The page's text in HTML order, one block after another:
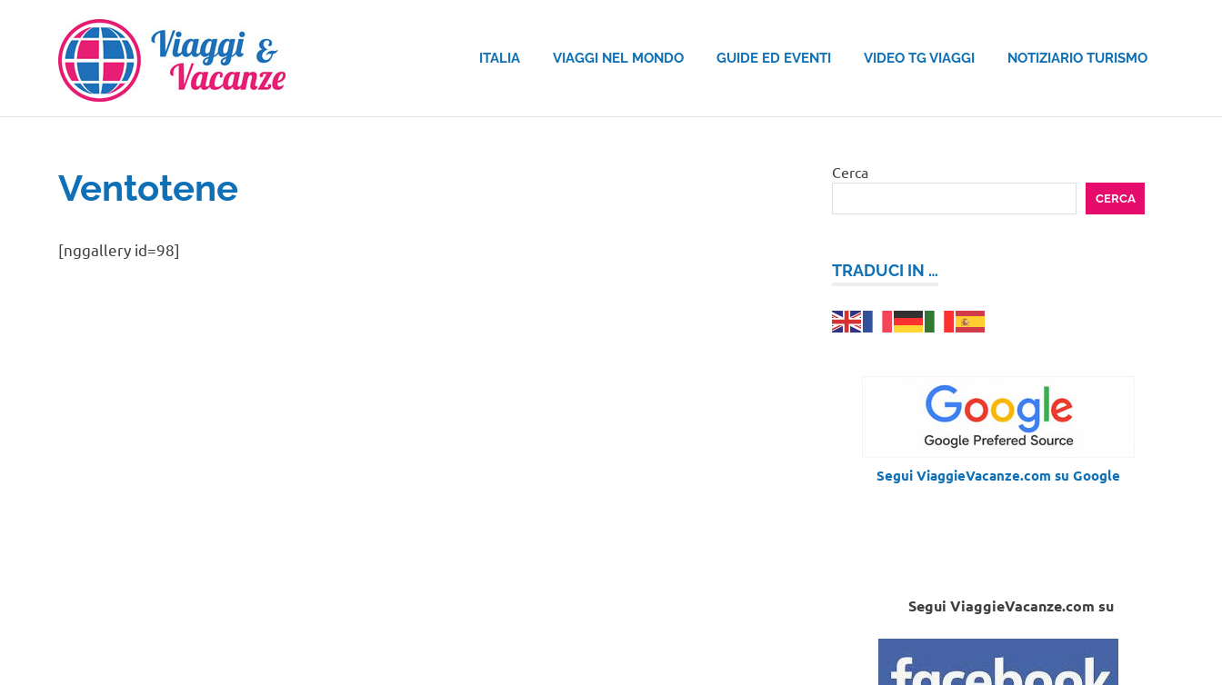
contenuto
ITALIA VIAGGI NEL MONDO GUIDE ED EVENTI VIDEO TG VIAGGI NOTIZIARIO TURISMO
Ventotene
[nggallery id=98]
Cerca
CERCA
TRADUCI IN …
Segui ViaggieVacanze.com su Google
Segui ViaggieVacanze.com su